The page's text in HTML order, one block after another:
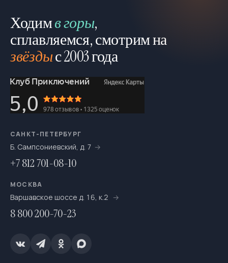
Ходимв горы,
сплавляемся, смотрим на
звёздыс 2003 года
САНКТ-ПЕТЕРБУРГ
Б. Сампсониевский, д. 7
+7 812 701-08-10
МОСКВА
Варшавское шоссе д. 16, к.2
8 800 200-70-23